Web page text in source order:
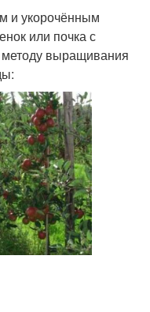
и укорочённым
или почка с
методу выращивания